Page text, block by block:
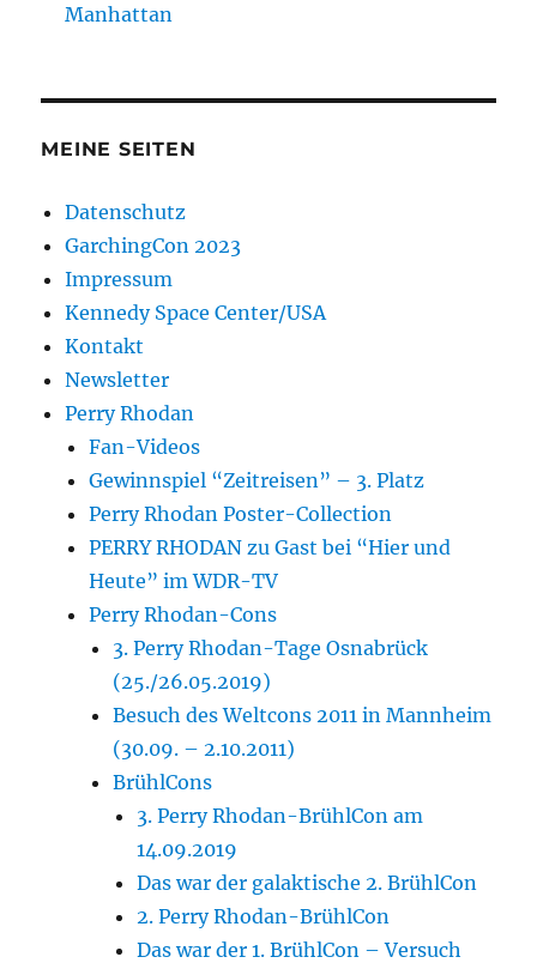
Manhattan
MEINE SEITEN
Datenschutz
GarchingCon 2023
Impressum
Kennedy Space Center/USA
Kontakt
Newsletter
Perry Rhodan
Fan-Videos
Gewinnspiel “Zeitreisen” – 3. Platz
Perry Rhodan Poster-Collection
PERRY RHODAN zu Gast bei “Hier und
Heute” im WDR-TV
Perry Rhodan-Cons
3. Perry Rhodan-Tage Osnabrück
(25./26.05.2019)
Besuch des Weltcons 2011 in Mannheim
(30.09. – 2.10.2011)
BrühlCons
3. Perry Rhodan-BrühlCon am
14.09.2019
Das war der galaktische 2. BrühlCon
2. Perry Rhodan-BrühlCon
Das war der 1. BrühlCon – Versuch